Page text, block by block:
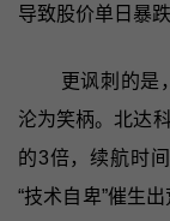
导致股价单日暴跌
更讽刺的是
沦为笑柄。北达
的3倍，续航时
“技术自卑”催生